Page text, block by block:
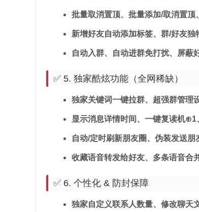
批量取消置顶、批量添加/取消置
新增好友自动添加标签、群/好友
自动入群、自动进群免打扰、屏蔽
✅ 5. 独家酷炫功能（全网稀缺）
独家关键词一键拉群、超强群管理
显示消息详情时间、一键复读机
自动/定时刷新朋友圈、伪装发送
收藏语音转发给好友、多条语音合
✅ 6. 个性化 & 防封保障
独家自定义联系人数量、修改聊天